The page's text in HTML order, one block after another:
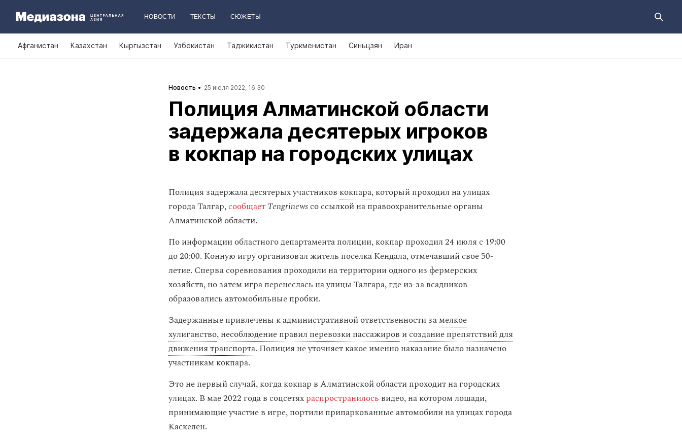
НОВОСТИ ТЕКСТЫ СЮЖЕТЫ
Афганистан Казахстан Кыргызстан Узбекистан Таджикистан Туркменистан Синьцзян Иран
Новость 25 июля 2022, 16:30
Полиция Алматинской области
задержала десятерых игроков
в кокпар на городских улицах
Полиция задержала десятерых участников кокпара, который проходил на улицах
города Талгар,сообщаетTengrinewsсо ссылкой на правоохранительные органы
Алматинской области.
По информации областного департамента полиции, кокпар проходил 24 июля с 19:00
до 20:00. Конную игру организовал житель поселка Кендала, отмечавший свое 50-
летие. Сперва соревнования проходили на территории одного из фермерских
хозяйств, но затем игра перенеслась на улицы Талгара, где из-за всадников
образовались автомобильные пробки.
Задержанные привлечены к административной ответственности замелкое
хулиганство,несоблюдение правил перевозки пассажиров исоздание препятствий для
движения транспорта. Полиция не уточняет какое именно наказание было назначено
участникам кокпара.
Это не первый случай, когда кокпар в Алматинской области проходит на городских
улицах. В мае 2022 года в соцсетяхраспространилось видео, на котором лошади,
принимающие участие в игре, портили припаркованные автомобили на улицах города
Каскелен.